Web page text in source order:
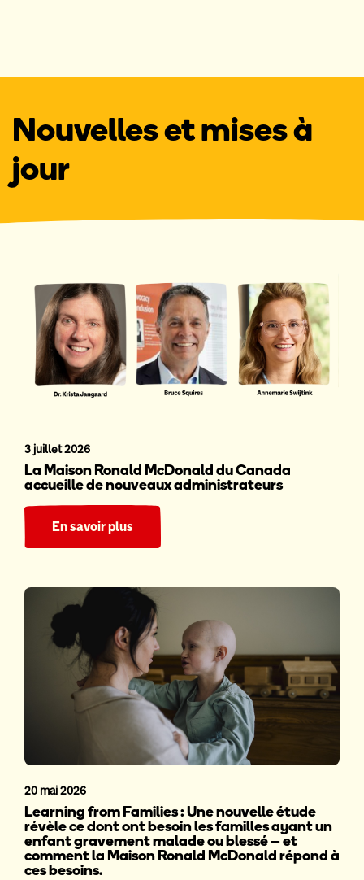
Nouvelles et mises à
jour
3 juillet 2026
La Maison Ronald McDonald du Canada
accueille de nouveaux administrateurs
En savoir plus
20 mai 2026
Learning from Families : Une nouvelle étude
révèle ce dont ont besoin les familles ayant un
enfant gravement malade ou blessé – et
comment la Maison Ronald McDonald répond à
ces besoins.